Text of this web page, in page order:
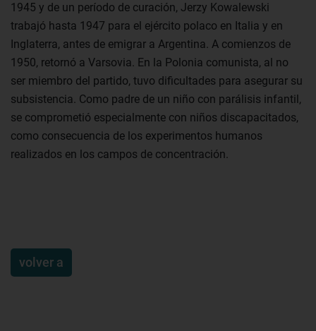
1945 y de un período de curación, Jerzy Kowalewski
trabajó hasta 1947 para el ejército polaco en Italia y en
Inglaterra, antes de emigrar a Argentina. A comienzos de
1950, retornó a Varsovia. En la Polonia comunista, al no
ser miembro del partido, tuvo dificultades para asegurar su
subsistencia. Como padre de un niño con parálisis infantil,
se comprometió especialmente con niños discapacitados,
como consecuencia de los experimentos humanos
realizados en los campos de concentración.
volver a